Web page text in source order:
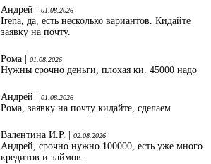
Андрей | 01.08.2026
Irena, да, есть несколько вариантов. Кидайте
заявку на почту.
Рома | 01.08.2026
Нужны срочно деньги, плохая ки. 45000 надо
Андрей | 01.08.2026
Рома, заявку на почту кидайте, сделаем
Валентина И.Р. | 02.08.2026
Андрей, срочно нужно 100000, есть уже много
кредитов и займов.